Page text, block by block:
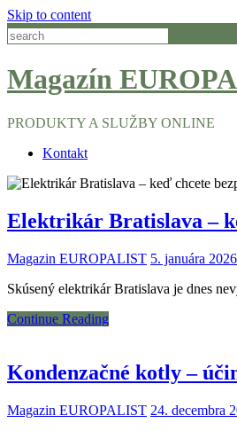
Skip to content
Magazín
PRODUKTY A SLUŽBY ONLINE
Kontakt
Elektrikár Bratislava –
Magazin EUROPALIST 5. januára 2026
Skúsený elektrikár Bratislava je dnes
Continue Reading
Kondenzačné kotly –
Magazin EUROPALIST 24. decembra